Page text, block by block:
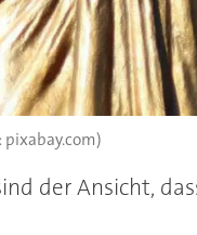
pixabay.com)
der Ansicht,